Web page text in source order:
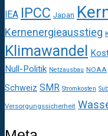
IEA IPCC Japan
Kernenergieausstieg
Klimawandel
Null-Politik Netzausbau NOAA
Schweiz SMR Stromkosten
Versorgungssicherheit